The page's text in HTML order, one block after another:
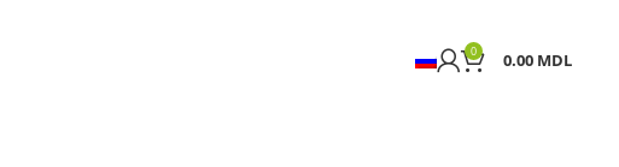
0 0.00 MDL